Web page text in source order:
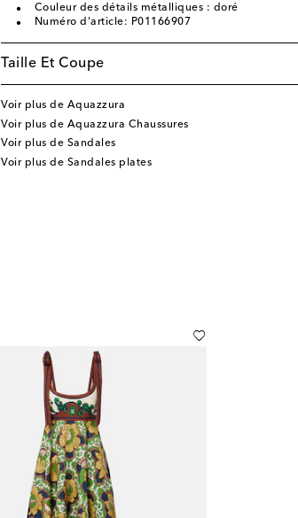
Couleur des détails métalliques : doré
Numéro d'article: P01166907
Taille Et Coupe
Voir plus de Aquazzura
Voir plus de Aquazzura Chaussures
Voir plus de Sandales
Voir plus de Sandales plates